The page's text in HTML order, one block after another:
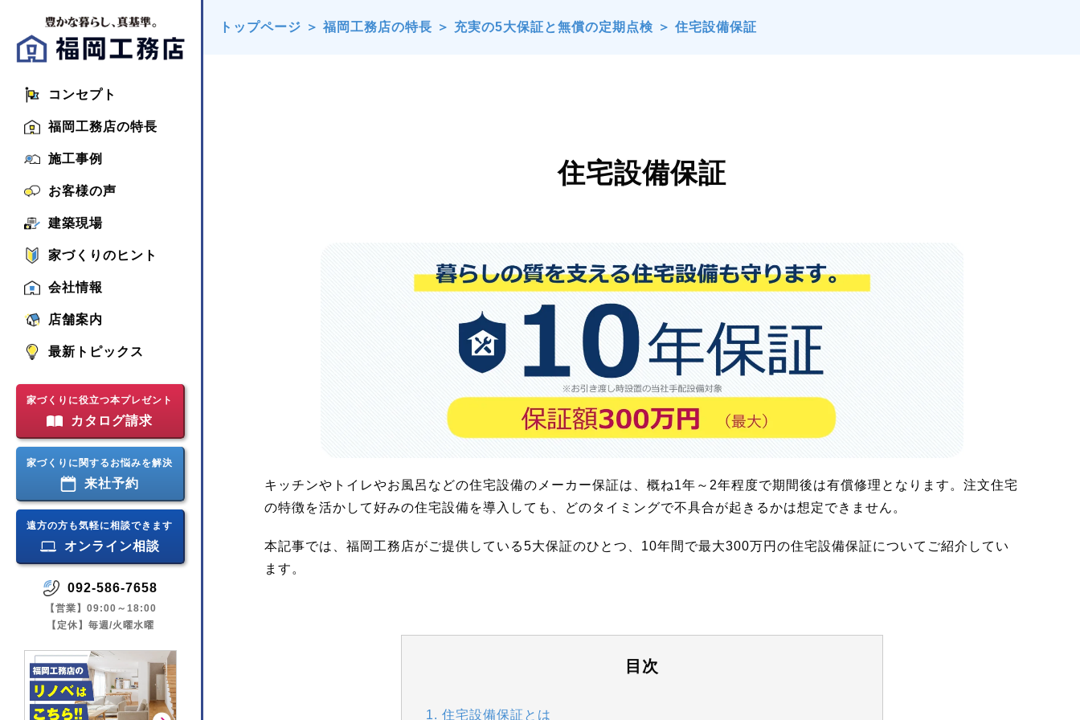
コンセプト
福岡工務店の特長
施工事例
お客様の声
建築現場
家づくりのヒント
会社情報
店舗案内
最新トピックス
家づくりに役立つ本プレゼント
カタログ請求
家づくりに関するお悩みを解決
来社予約
遠方の方も気軽に相談できます
オンライン相談
092-586-7658
【営業】09:00～18:00
【定休】毎週/火曜水曜
トップページ ＞ 福岡工務店の特長 ＞ 充実の5大保証と無償の定期点検 ＞ 住宅設備保証
住宅設備保証
キッチンやトイレやお風呂などの住宅設備のメーカー保証は、概ね1年～2年程度で期間後は有償修理となります。注文住宅
の特徴を活かして好みの住宅設備を導入しても、どのタイミングで不具合が起きるかは想定できません。
本記事では、福岡工務店がご提供している5大保証のひとつ、10年間で最大300万円の住宅設備保証についてご紹介してい
ます。
目次
1. 住宅設備保証とは